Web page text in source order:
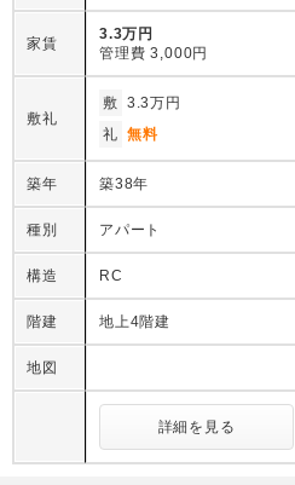
家賃
3.3万円
管理費 3,000円
敷礼
敷 3.3万円
礼 無料
築年 築38年
種別 アパート
構造 RC
階建 地上4階建
地図
詳細を見る